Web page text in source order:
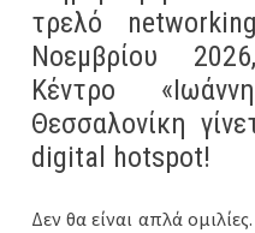
τρελό
Νοεμβρίου
Κέντρο
Θεσσαλονίκη
digital hotspot!
Δεν θα είναι απλά